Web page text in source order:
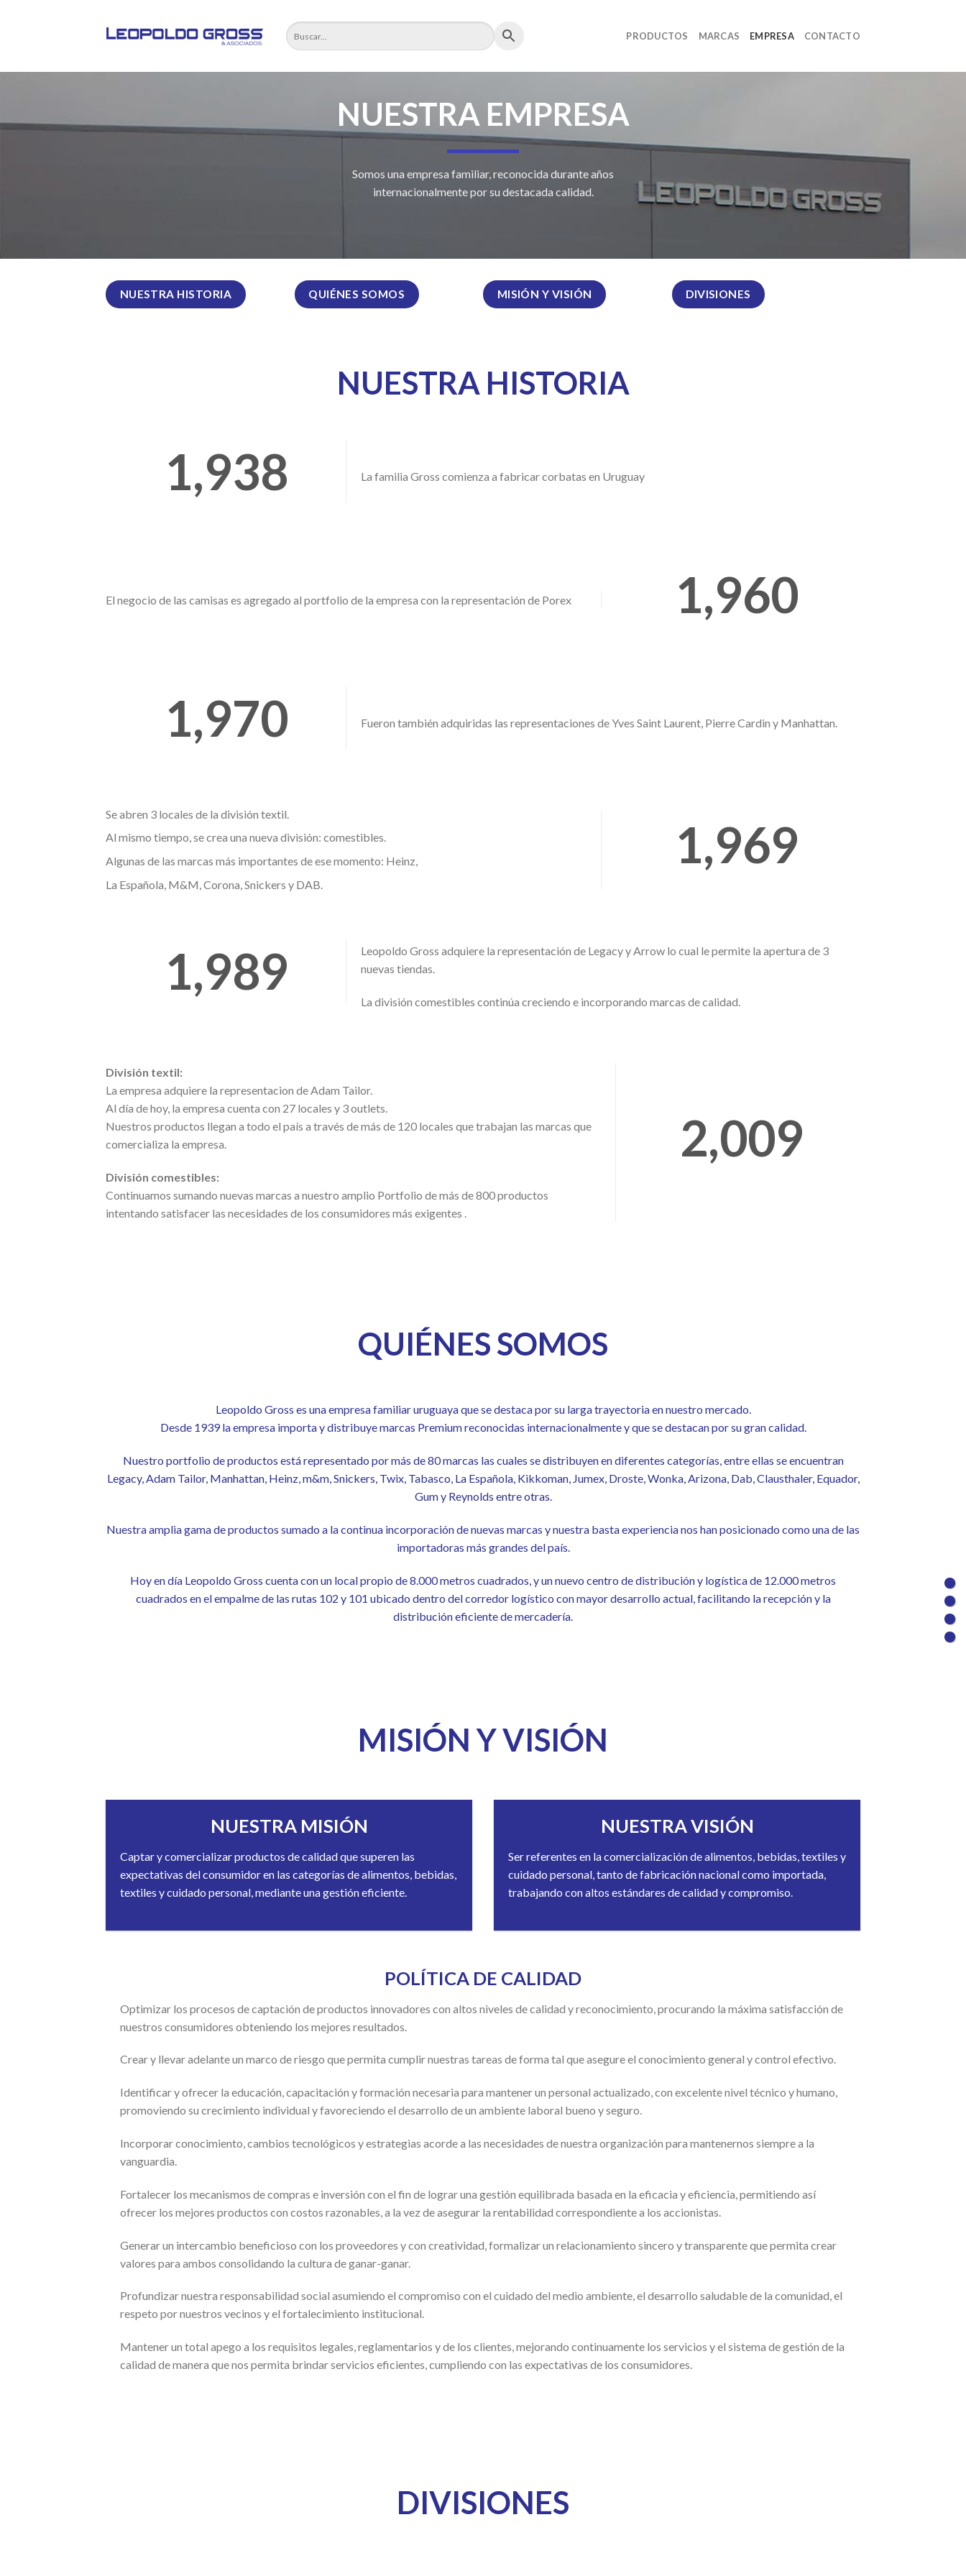
PRODUCTOS MARCAS EMPRESA CONTACTO
NUESTRA EMPRESA
Somos una empresa familiar, reconocida durante años
internacionalmente por su destacada calidad.
NUESTRA HISTORIA QUIÉNES SOMOS MISIÓN Y VISIÓN DIVISIONES
NUESTRA HISTORIA
1,938 La familia Gross comienza a fabricar corbatas en Uruguay
El negocio de las camisas es agregado al portfolio de la empresa con la representación de Porex 1,960
1,970 Fueron también adquiridas las representaciones de Yves Saint Laurent, Pierre Cardin y Manhattan.
Se abren 3 locales de la división textil.
Al mismo tiempo, se crea una nueva división: comestibles.
Algunas de las marcas más importantes de ese momento: Heinz,
La Española, M&M, Corona, Snickers y DAB.
1,980
2,000
Leopoldo Gross adquiere la representación de Legacy y Arrow lo cual le permite la apertura de 3
nuevas tiendas.
La división comestibles continúa creciendo e incorporando marcas de calidad.
División textil:
La empresa adquiere la representacion de Adam Tailor.
Al día de hoy, la empresa cuenta con 27 locales y 3 outlets.
Nuestros productos llegan a todo el país a través de más de 120 locales que trabajan las marcas que
comercializa la empresa.
División comestibles:
Continuamos sumando nuevas marcas a nuestro amplio Portfolio de más de 800 productos
intentando satisfacer las necesidades de los consumidores más exigentes .
2,020
QUIÉNES SOMOS
Leopoldo Gross es una empresa familiar uruguaya que se destaca por su larga trayectoria en nuestro mercado.
Desde 1939 la empresa importa y distribuye marcas Premium reconocidas internacionalmente y que se destacan por su gran calidad.
Nuestro portfolio de productos está representado por más de 80 marcas las cuales se distribuyen en diferentes categorías, entre ellas se encuentran
Legacy, Adam Tailor, Manhattan, Heinz, m&m, Snickers, Twix, Tabasco, La Española, Kikkoman, Jumex, Droste, Wonka, Arizona, Dab, Clausthaler, Equador,
Gum y Reynolds entre otras.
Nuestra amplia gama de productos sumado a la continua incorporación de nuevas marcas y nuestra basta experiencia nos han posicionado como una de las
importadoras más grandes del país.
Hoy en día Leopoldo Gross cuenta con un local propio de 8.000 metros cuadrados, y un nuevo centro de distribución y logística de 12.000 metros
cuadrados en el empalme de las rutas 102 y 101 ubicado dentro del corredor logístico con mayor desarrollo actual, facilitando la recepción y la
distribución eficiente de mercadería.
MISIÓN Y VISIÓN
NUESTRA MISIÓN
Captar y comercializar productos de calidad que superen las
expectativas del consumidor en las categorías de alimentos, bebidas,
textiles y cuidado personal, mediante una gestión eficiente.
NUESTRA VISIÓN
Ser referentes en la comercialización de alimentos, bebidas, textiles y
cuidado personal, tanto de fabricación nacional como importada,
trabajando con altos estándares de calidad y compromiso.
POLÍTICA DE CALIDAD
Optimizar los procesos de captación de productos innovadores con altos niveles de calidad y reconocimiento, procurando la máxima satisfacción de
nuestros consumidores obteniendo los mejores resultados.
Crear y llevar adelante un marco de riesgo que permita cumplir nuestras tareas de forma tal que asegure el conocimiento general y control efectivo.
Identificar y ofrecer la educación, capacitación y formación necesaria para mantener un personal actualizado, con excelente nivel técnico y humano,
promoviendo su crecimiento individual y favoreciendo el desarrollo de un ambiente laboral bueno y seguro.
Incorporar conocimiento, cambios tecnológicos y estrategias acorde a las necesidades de nuestra organización para mantenernos siempre a la
vanguardia.
Fortalecer los mecanismos de compras e inversión con el fin de lograr una gestión equilibrada basada en la eficacia y eficiencia, permitiendo así
ofrecer los mejores productos con costos razonables, a la vez de asegurar la rentabilidad correspondiente a los accionistas.
Generar un intercambio beneficioso con los proveedores y con creatividad, formalizar un relacionamiento sincero y transparente que permita crear
valores para ambos consolidando la cultura de ganar-ganar.
Profundizar nuestra responsabilidad social asumiendo el compromiso con el cuidado del medio ambiente, el desarrollo saludable de la comunidad, el
respeto por nuestros vecinos y el fortalecimiento institucional.
Mantener un total apego a los requisitos legales, reglamentarios y de los clientes, mejorando continuamente los servicios y el sistema de gestión de la
calidad de manera que nos permita brindar servicios eficientes, cumpliendo con las expectativas de los consumidores.
DIVISIONES